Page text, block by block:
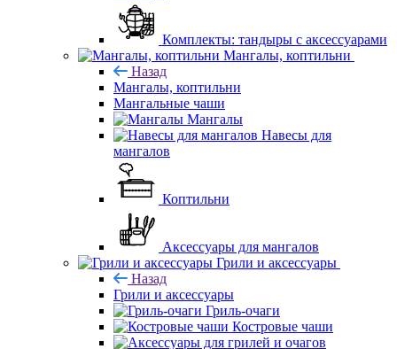
Комплекты: тандыры с аксессуарами
Мангалы, коптильни
Назад
Мангалы, коптильни
Мангальные чаши
Мангалы
Навесы для
мангалов
Коптильни
Аксессуары для мангалов
Грили и аксессуары
Назад
Грили и аксессуары
Гриль-очаги
Костровые чаши